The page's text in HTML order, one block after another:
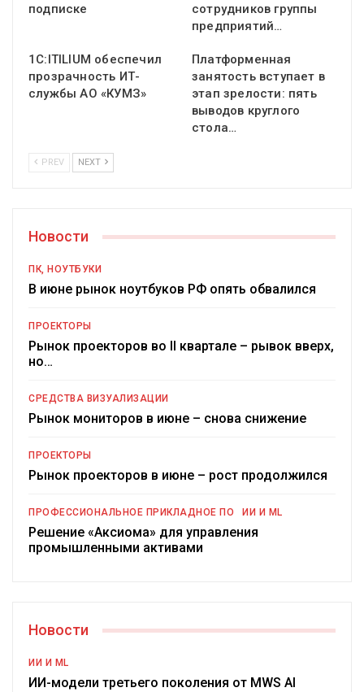
подписке
сотрудников группы
предприятий…
1С:ITILIUM обеспечил
прозрачность ИТ-
службы АО «КУМЗ»
Платформенная
занятость вступает в
этап зрелости: пять
выводов круглого
стола…
PREV NEXT
Новости
ПК, НОУТБУКИ
В июне рынок ноутбуков РФ опять обвалился
ПРОЕКТОРЫ
Рынок проекторов во II квартале – рывок вверх,
но…
СРЕДСТВА ВИЗУАЛИЗАЦИИ
Рынок мониторов в июне – снова снижение
ПРОЕКТОРЫ
Рынок проекторов в июне – рост продолжился
ПРОФЕССИОНАЛЬНОЕ ПРИКЛАДНОЕ ПО ИИ И ML
Решение «Аксиома» для управления
промышленными активами
Новости
ИИ И ML
ИИ-модели третьего поколения от MWS AI